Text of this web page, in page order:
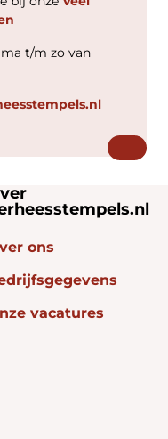
t/m zo van
ons
vacatures